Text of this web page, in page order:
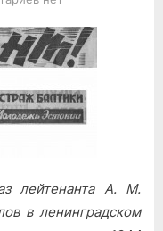
Сражались
героически
лейтенанта А. М.
в ленинградском